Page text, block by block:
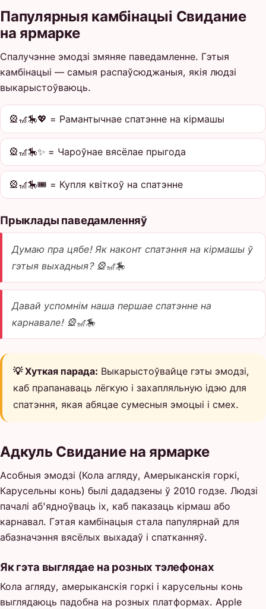
Папулярныя камбінацыі Свидание
на ярмарке
Спалучэнне эмодзі змяняе паведамленне. Гэтыя
камбінацыі — самыя распаўсюджаныя, якія людзі
выкарыстоўваюць.
🎡🎢🎠💖 = Рамантычнае спатэнне на кірмашы
🎡🎢🎠✨ = Чароўнае вясёлае прыгода
🎡🎢🎠🎟️ = Купля квіткоў на спатэнне
Прыклады паведамленняў
Думаю пра цябе! Як наконт спатэння на кірмашы ў
гэтыя выхадныя? 🎡🎢🎠
Давай успомнім наша першае спатэнне на
карнавале! 🎡🎢🎠
💡 Хуткая парада: Выкарыстоўвайце гэты эмодзі,
каб прапанаваць лёгкую і захапляльную ідэю для
спатэння, якая абяцае сумесныя эмоцыі і смех.
Адкуль Свидание на ярмарке
Асобныя эмодзі (Кола агляду, Амерыканскія горкі,
Карусельны конь) былі дададзены ў 2010 годзе. Людзі
пачалі аб'ядноўваць іх, каб паказаць кірмаш або
карнавал. Гэтая камбінацыя стала папулярнай для
абазначэння вясёлых выхадаў і спатканняў.
Як гэта выглядае на розных тэлефонах
Кола агляду, амерыканскія горкі і карусельны конь
выглядаюць падобна на розных платформах. Apple